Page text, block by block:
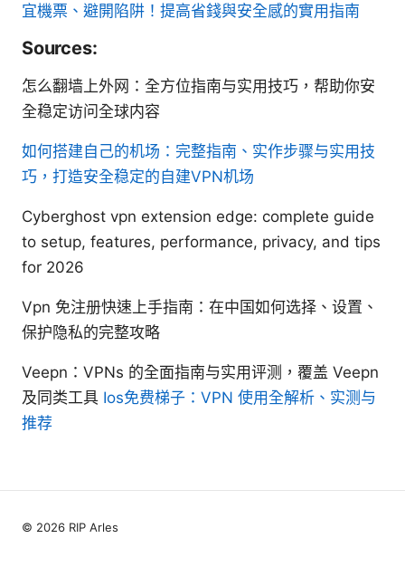
宜機票、避開陷阱！提高省錢與安全感的實用指南
Sources:
怎么翻墙上外网：全方位指南与实用技巧，帮助你安
全稳定访问全球内容
如何搭建自己的机场：完整指南、实作步骤与实用技
巧，打造安全稳定的自建VPN机场
Cyberghost vpn extension edge: complete guide
to setup, features, performance, privacy, and tips
for 2026
Vpn 免注册快速上手指南：在中国如何选择、设置、
保护隐私的完整攻略
Veepn：VPNs 的全面指南与实用评测，覆盖 Veepn
及同类工具 Ios免费梯子：VPN 使用全解析、实测与
推荐
© 2026 RIP Arles